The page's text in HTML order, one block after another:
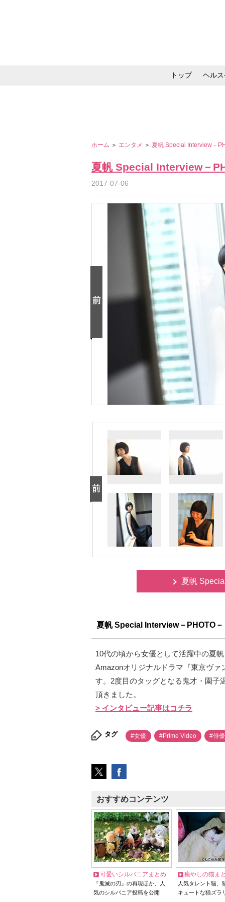
トップ ヘル
ホーム ＞ エンタメ ＞ 夏帆 Special Interview－
夏帆 Special Interview－
2017-07-06
夏帆
夏帆 Special Interview－PHOTO－
10代の頃から女優として活躍中の夏
Amazonオリジナルドラマ『東京ヴ
す。2度目のタッグとなる鬼才・園子
頂きました。
> インタビュー記事はコチラ
タグ #女優 #Prime Video #俳
おすすめコンテンツ
可愛いシルバニアまとめ
『鬼滅の刃』の再現ほか、人
気のシルバニア投稿を公開
癒やしの猫ま
人気タレント猫
キュートな猫ズラ